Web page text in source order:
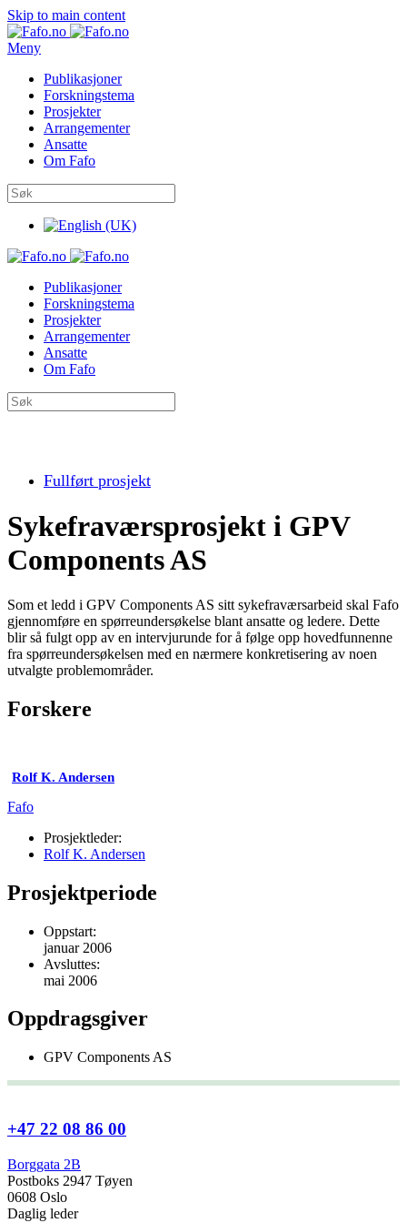
Skip to main content
Meny
Publikasjoner
Forskningstema
Prosjekter
Arrangementer
Ansatte
Om Fafo
Publikasjoner
Forskningstema
Prosjekter
Arrangementer
Ansatte
Om Fafo
Fullført prosjekt
Sykefraværsprosjekt i GPV
Components AS
Som et ledd i GPV Components AS sitt sykefraværsarbeid skal Fafo
gjennomføre en spørreundersøkelse blant ansatte og ledere. Dette
blir så fulgt opp av en intervjurunde for å følge opp hovedfunnenne
fra spørreundersøkelsen med en nærmere konkretisering av noen
utvalgte problemområder.
Forskere
Rolf K. Andersen
Fafo
Prosjektleder:
Rolf K. Andersen
Prosjektperiode
Oppstart:
januar 2006
Avsluttes:
mai 2006
Oppdragsgiver
GPV Components AS
+47 22 08 86 00
Borggata 2B
Postboks 2947 Tøyen
0608 Oslo
Daglig leder